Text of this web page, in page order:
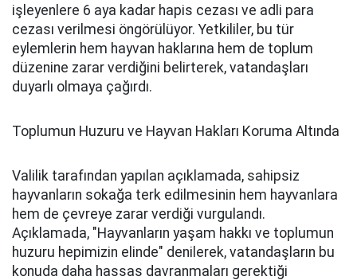
işleyenlere 6 aya kadar hapis cezası ve adli para
cezası verilmesi öngörülüyor. Yetkililer, bu tür
eylemlerin hem hayvan haklarına hem de toplum
düzenine zarar verdiğini belirterek, vatandaşları
duyarlı olmaya çağırdı.
Toplumun Huzuru ve Hayvan Hakları Koruma Altında
Valilik tarafından yapılan açıklamada, sahipsiz
hayvanların sokağa terk edilmesinin hem hayvanlara
hem de çevreye zarar verdiği vurgulandı.
Açıklamada, "Hayvanların yaşam hakkı ve toplumun
huzuru hepimizin elinde" denilerek, vatandaşların bu
konuda daha hassas davranmaları gerektiği